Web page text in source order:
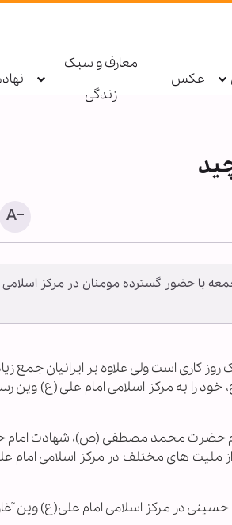
عکس
معارف و سبک
زندگی
با حضور گسترده مومنان در مرکز
کاری است ولی علاوه بر ایرانیان جمع
خود را به مرکز اسلامی امام علی (ع) وین
حضرت محمد مصطفی (ص)، شهادت
های مختلف در مرکز اسلامی امام
در مرکز اسلامی امام علی(ع) وین
پادکست ابنا -